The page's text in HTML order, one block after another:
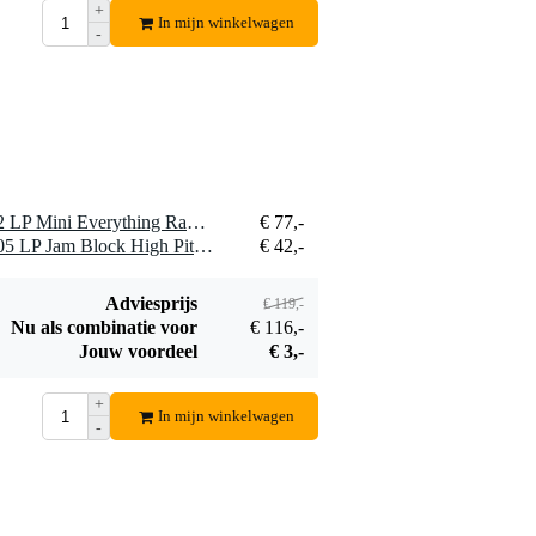
Bestel mee
+
-
In mijn winkelwagen
1 x Latin Percussion LP472 LP Mini Everything Rack adapter
€ 77,-
1 x Latin Percussion LP1205 LP Jam Block High Pitch woodblock
€ 42,-
Adviesprijs € 119,-
Nu als combinatie voor
€ 116,-
Jouw voordeel
€ 3,-
+
-
In mijn winkelwagen